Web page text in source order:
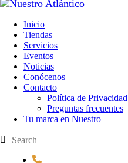
Inicio
Tiendas
Servicios
Eventos
Noticias
Conócenos
Contacto
Política de Privacidad
Preguntas frecuentes
Tu marca en Nuestro